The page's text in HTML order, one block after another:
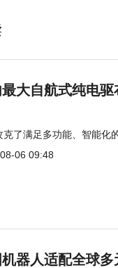
最大自航式纯电
克了满足多功能、智能化
06 09:48
器人适配全球